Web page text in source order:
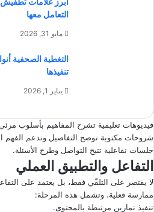
التعامل معها
مايو 31, 2026
التغطية الصحفية
تنفيذها
يناير 1, 2026
فيديوهات تعليمية تشرح المفاهيم بأسلوب
شروحات مكتوبة توضح التفاصيل وتدعم الفهم
جلسات تفاعلية تتيح التواصل وطرح الأسئلة.
التفاعل والتطبيق العملي
لا يقتصر على التلقّي فقط، بل يعتمد على
ممارسة فعلية، وتشمل هذه المرحلة:
تنفيذ تمارين مرتبطة بالمحتوى.